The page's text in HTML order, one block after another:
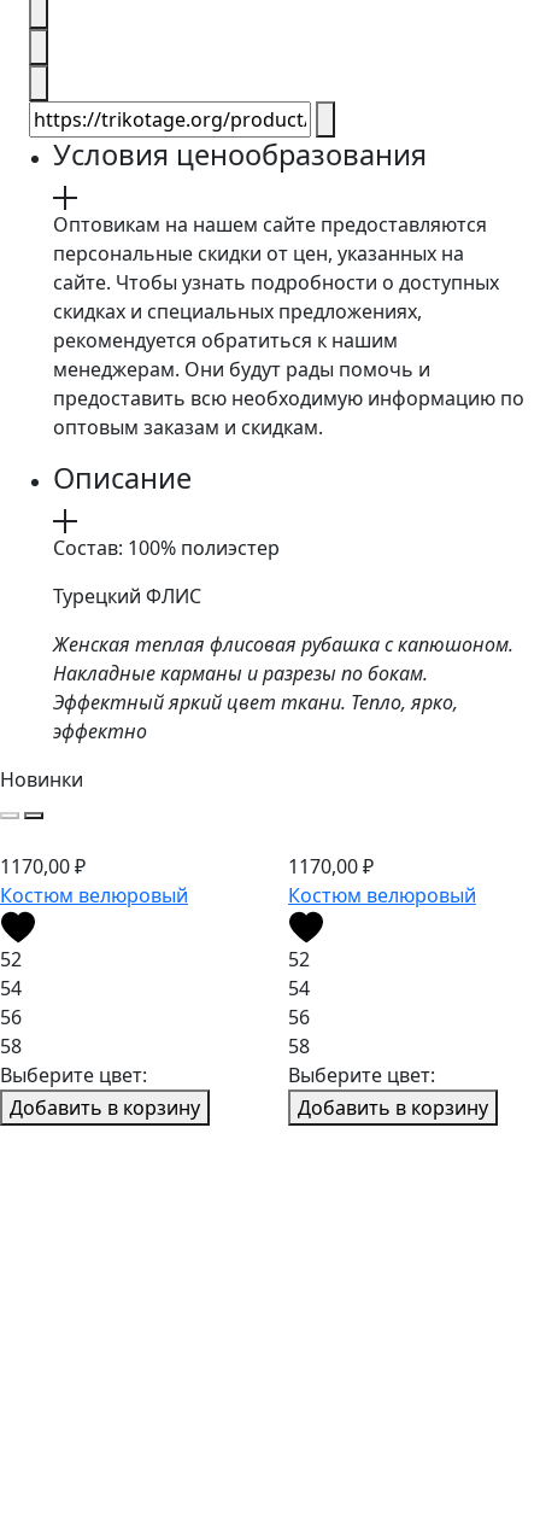
Условия ценообразования
Оптовикам на нашем сайте предоставляются
персональные скидки от цен, указанных на
сайте. Чтобы узнать подробности о доступных
скидках и специальных предложениях,
рекомендуется обратиться к нашим
менеджерам. Они будут рады помочь и
предоставить всю необходимую информацию по
оптовым заказам и скидкам.
Описание
Состав: 100% полиэстер
Турецкий ФЛИС
Женская теплая флисовая рубашка с капюшоном.
Накладные карманы и разрезы по бокам.
Эффектный яркий цвет ткани. Тепло, ярко,
эффектно
Новинки
1170,00₽
Костюм велюровый
52
54
56
58
Выберите цвет:
Добавить в корзину
1170,00₽
Костюм велюровый
52
54
56
58
Выберите цвет:
Добавить в корзину